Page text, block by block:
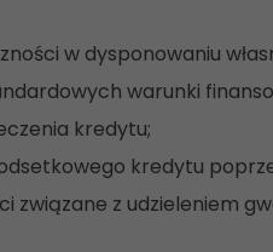
w dysponowaniu
warunki
kredytu;
kredytu
związane z udzieleniem